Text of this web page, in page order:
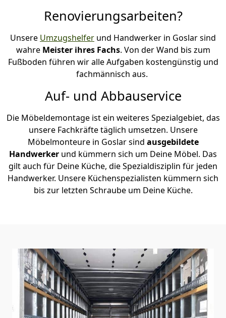
Renovierungsarbeiten?
Unsere Umzugshelfer und Handwerker in Goslar sind
wahre Meister ihres Fachs. Von der Wand bis zum
Fußboden führen wir alle Aufgaben kostengünstig und
fachmännisch aus.
Auf- und Abbauservice
Die Möbeldemontage ist ein weiteres Spezialgebiet, das
unsere Fachkräfte täglich umsetzen. Unsere
Möbelmonteure in Goslar sind ausgebildete
Handwerker und kümmern sich um Deine Möbel. Das
gilt auch für Deine Küche, die Spezialdisziplin für jeden
Handwerker. Unsere Küchenspezialisten kümmern sich
bis zur letzten Schraube um Deine Küche.